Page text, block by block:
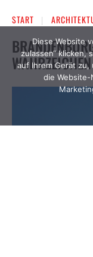
Diese Website
zulassen“ klicken,
auf Ihrem Gerät zu,
die